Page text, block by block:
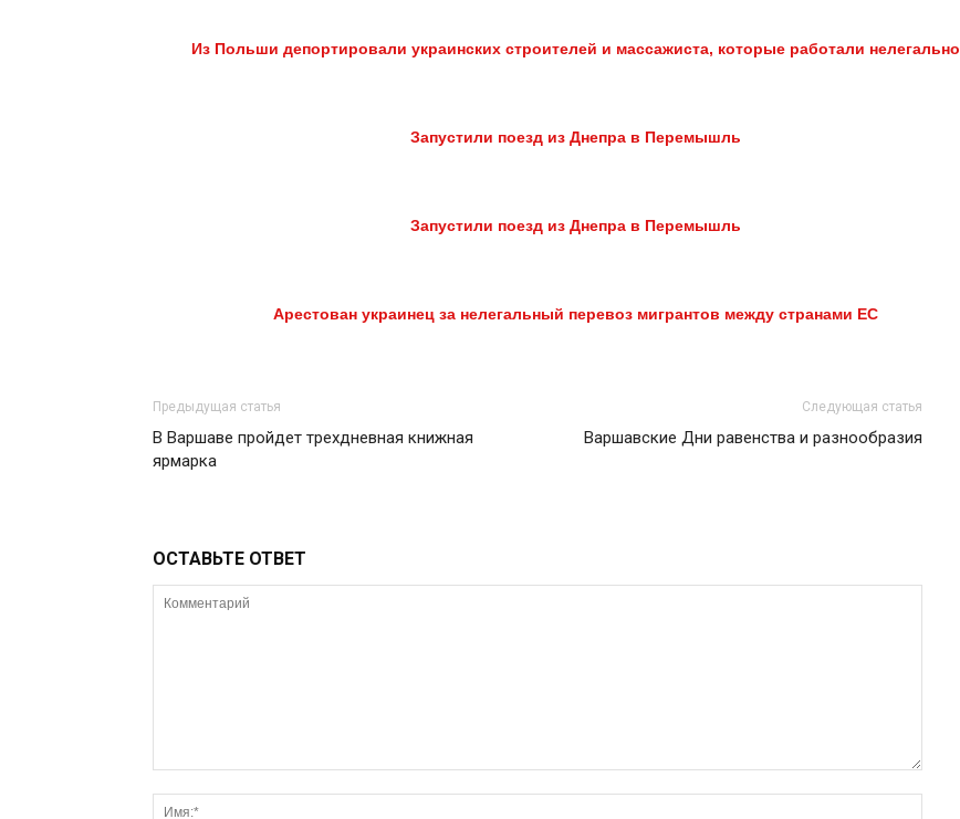
Из Польши депортировали украинских строителей и массажиста, которые работали нелегально
Запустили поезд из Днепра в Перемышль
Запустили поезд из Днепра в Перемышль
Арестован украинец за нелегальный перевоз мигрантов между странами ЕС
Предыдущая статья
В Варшаве пройдет трехдневная книжная
ярмарка
Следующая статья
Варшавские Дни равенства и разнообразия
ОСТАВЬТЕ ОТВЕТ